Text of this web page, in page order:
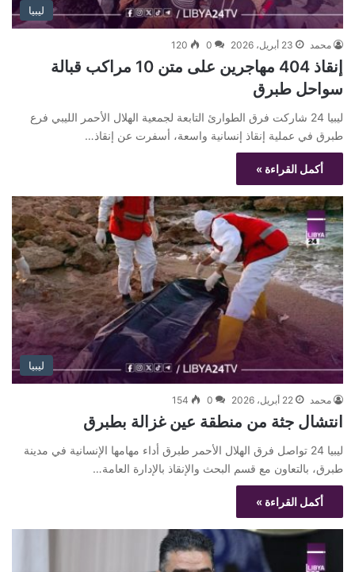
ليبيا
محمد 23 أبريل، 2026 0
120
إنقاذ 404 مهاجرين على متن 10 مراكب قبالة
سواحل طبرق
ليبيا 24 شاركت فرق الطوارئ التابعة لجمعية الهلال الأحمر الليبي فرع
طبرق في عملية إنقاذ إنسانية واسعة، أسفرت عن إنقاذ…
أكمل القراءة »
ليبيا
محمد 22 أبريل، 2026 0
154
انتشال جثة من منطقة عين غزالة بطبرق
ليبيا 24 تواصل فرق الهلال الأحمر طبرق أداء مهامها الإنسانية في مدينة
طبرق، بالتعاون مع قسم البحث والإنقاذ بالإدارة العامة…
أكمل القراءة »